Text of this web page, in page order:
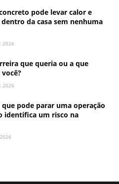
pode levar calor e
da casa sem nenhuma
2026
que queria ou a que
2026
pode parar uma operação
identifica um risco na